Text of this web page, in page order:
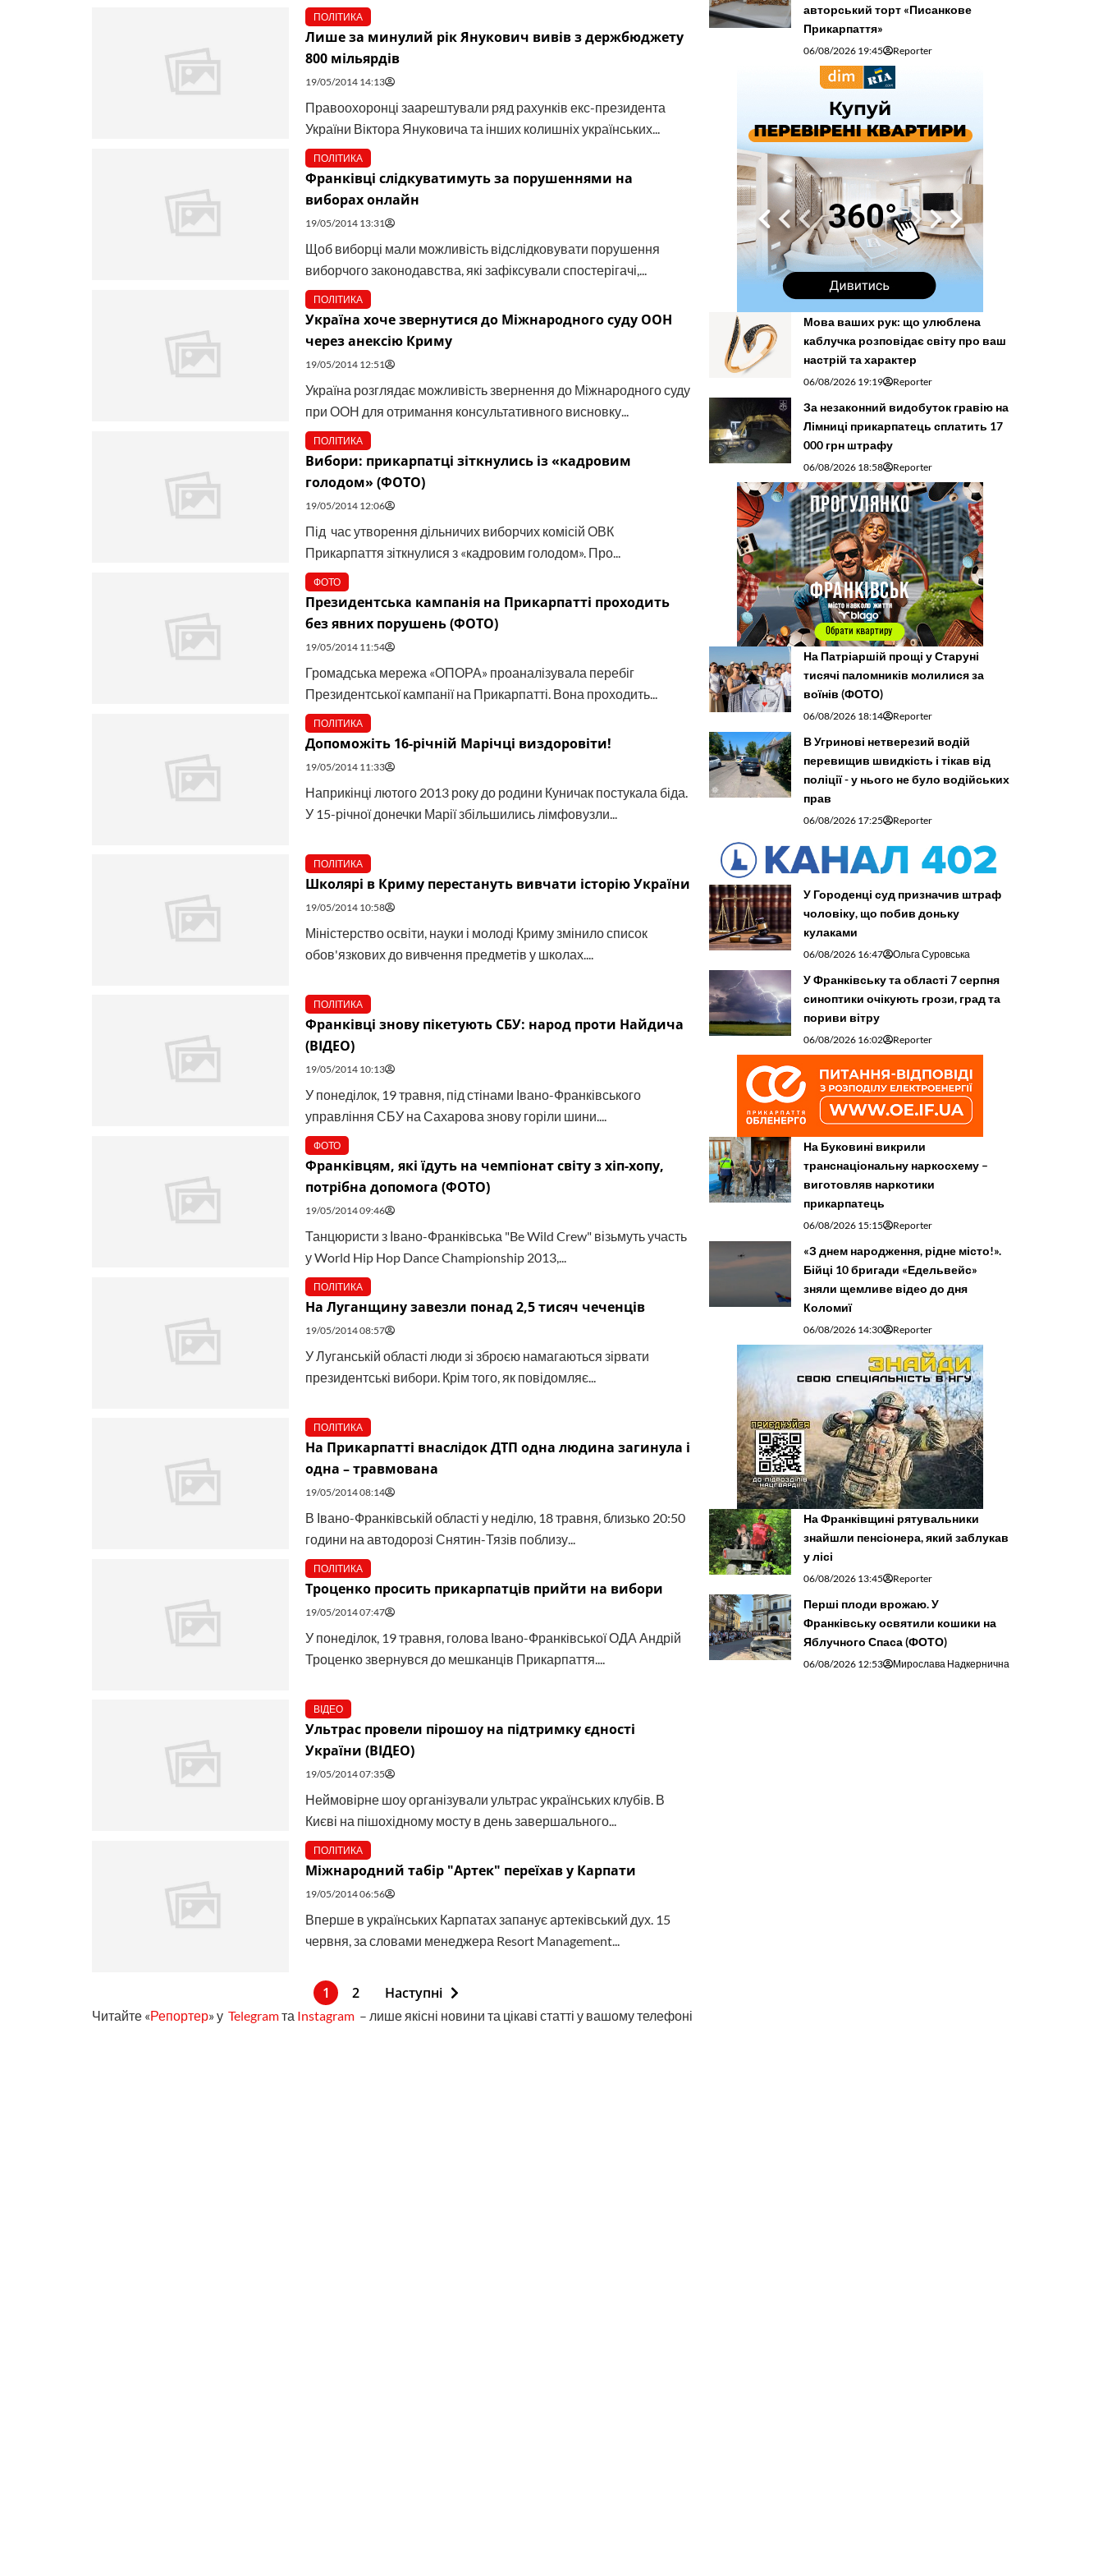
ПОЛІТИКА
Лише за минулий рік Янукович вивів з держбюджету
800 мільярдів
19/05/2014 14:13
Правоохоронці заарештували ряд рахунків екс-президента
України Віктора Януковича та інших колишніх українських...
ПОЛІТИКА
Франківці слідкуватимуть за порушеннями на
виборах онлайн
19/05/2014 13:31
Щоб виборці мали можливість відслідковувати порушення
виборчого законодавства, які зафіксували спостерігачі,...
ПОЛІТИКА
Україна хоче звернутися до Міжнародного суду ООН
через анексію Криму
19/05/2014 12:51
Україна розглядає можливість звернення до Міжнародного суду
при ООН для отримання консультативного висновку...
ПОЛІТИКА
Вибори: прикарпатці зіткнулись із «кадровим
голодом» (ФОТО)
19/05/2014 12:06
Під час утворення дільничих виборчих комісій ОВК
Прикарпаття зіткнулися з «кадровим голодом». Про...
ФОТО
Президентська кампанія на Прикарпатті проходить
без явних порушень (ФОТО)
19/05/2014 11:54
Громадська мережа «ОПОРА» проаналізувала перебіг
Президентської кампанії на Прикарпатті. Вона проходить...
ПОЛІТИКА
Допоможіть 16-річній Марічці виздоровіти!
19/05/2014 11:33
Наприкінці лютого 2013 року до родини Куничак постукала біда.
У 15-річної донечки Марії збільшились лімфовузли...
ПОЛІТИКА
Школярі в Криму перестануть вивчати історію України
19/05/2014 10:58
Міністерство освіти, науки і молоді Криму змінило список
обов'язкових до вивчення предметів у школах....
ПОЛІТИКА
Франківці знову пікетують СБУ: народ проти Найдича
(ВІДЕО)
19/05/2014 10:13
У понеділок, 19 травня, під стінами Івано-Франківського
управління СБУ на Сахарова знову горіли шини....
ФОТО
Франківцям, які їдуть на чемпіонат світу з хіп-хопу,
потрібна допомога (ФОТО)
19/05/2014 09:46
Танцюристи з Івано-Франківська "Be Wild Crew" візьмуть участь
у World Hip Hop Dance Championship 2013,...
ПОЛІТИКА
На Луганщину завезли понад 2,5 тисяч чеченців
19/05/2014 08:57
У Луганській області люди зі зброєю намагаються зірвати
президентські вибори. Крім того, як повідомляє...
ПОЛІТИКА
На Прикарпатті внаслідок ДТП одна людина загинула і
одна – травмована
19/05/2014 08:14
В Івано-Франківській області у неділю, 18 травня, близько 20:50
години на автодорозі Снятин-Тязів поблизу...
ПОЛІТИКА
Троценко просить прикарпатців прийти на вибори
19/05/2014 07:47
У понеділок, 19 травня, голова Івано-Франківської ОДА Андрій
Троценко звернувся до мешканців Прикарпаття....
ВІДЕО
Ультрас провели пірошоу на підтримку єдності
України (ВІДЕО)
19/05/2014 07:35
Неймовірне шоу організували ультрас українських клубів. В
Києві на пішохідному мосту в день завершального...
ПОЛІТИКА
Міжнародний табір "Артек" переїхав у Карпати
19/05/2014 06:56
Вперше в українських Карпатах запанує артеківський дух. 15
червня, за словами менеджера Resort Management...
1 2 Наступні
Читайте «Репортер» у Telegramта Instagram – лише якісні новини та цікаві статті у вашому телефоні
авторський торт «Писанкове
Прикарпаття»
06/08/2026 19:45 Reporter
Мова ваших рук: що улюблена
каблучка розповідає світу про ваш
настрій та характер
06/08/2026 19:19 Reporter
За незаконний видобуток гравію на
Лімниці прикарпатець сплатить 17
000 грн штрафу
06/08/2026 18:58 Reporter
На Патріаршій прощі у Старуні
тисячі паломників молилися за
воїнів (ФОТО)
06/08/2026 18:14 Reporter
В Угринові нетверезий водій
перевищив швидкість і тікав від
поліції - у нього не було водійських
прав
06/08/2026 17:25 Reporter
У Городенці суд призначив штраф
чоловіку, що побив доньку
кулаками
06/08/2026 16:47 Ольга Суровська
У Франківську та області 7 серпня
синоптики очікують грози, град та
пориви вітру
06/08/2026 16:02 Reporter
На Буковині викрили
транснаціональну наркосхему –
виготовляв наркотики
прикарпатець
06/08/2026 15:15 Reporter
«З днем народження, рідне місто!».
Бійці 10 бригади «Едельвейс»
зняли щемливе відео до дня
Коломиї
06/08/2026 14:30 Reporter
На Франківщині рятувальники
знайшли пенсіонера, який заблукав
у лісі
06/08/2026 13:45 Reporter
Перші плоди врожаю. У
Франківську освятили кошики на
Яблучного Спаса (ФОТО)
06/08/2026 12:53 Мирослава Надкернична